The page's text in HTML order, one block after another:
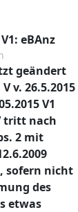
eBAnz
geändert
v. 26.5.2015
V1
tritt nach
2 mit
sofern nicht
des
etwas